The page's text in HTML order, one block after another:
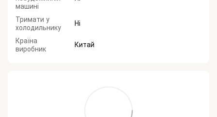
машині
Тримати у
холодильнику
Ні
Країна
виробник
Китай